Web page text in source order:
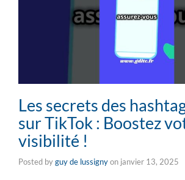
Les secrets des
sur TikTok : Boostez
visibilité !
Posted byguy de lussignyon janvier 13, 2025